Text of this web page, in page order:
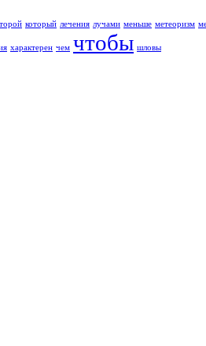
который лечения лучами меньше метеоризм
характерен чем чтобы шловы